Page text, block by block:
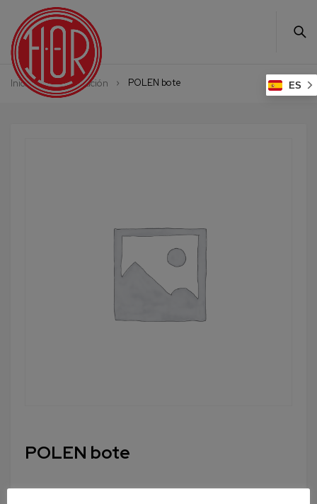
Inicio Alimentación POLEN bote
POLEN bote
ES